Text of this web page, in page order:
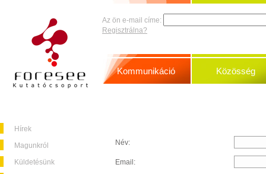
Hírek
Magunkról
Küldetésünk
Az ön e-mail címe:
Regisztrálna?
Kommunikáció Közösség
Név:
Email: